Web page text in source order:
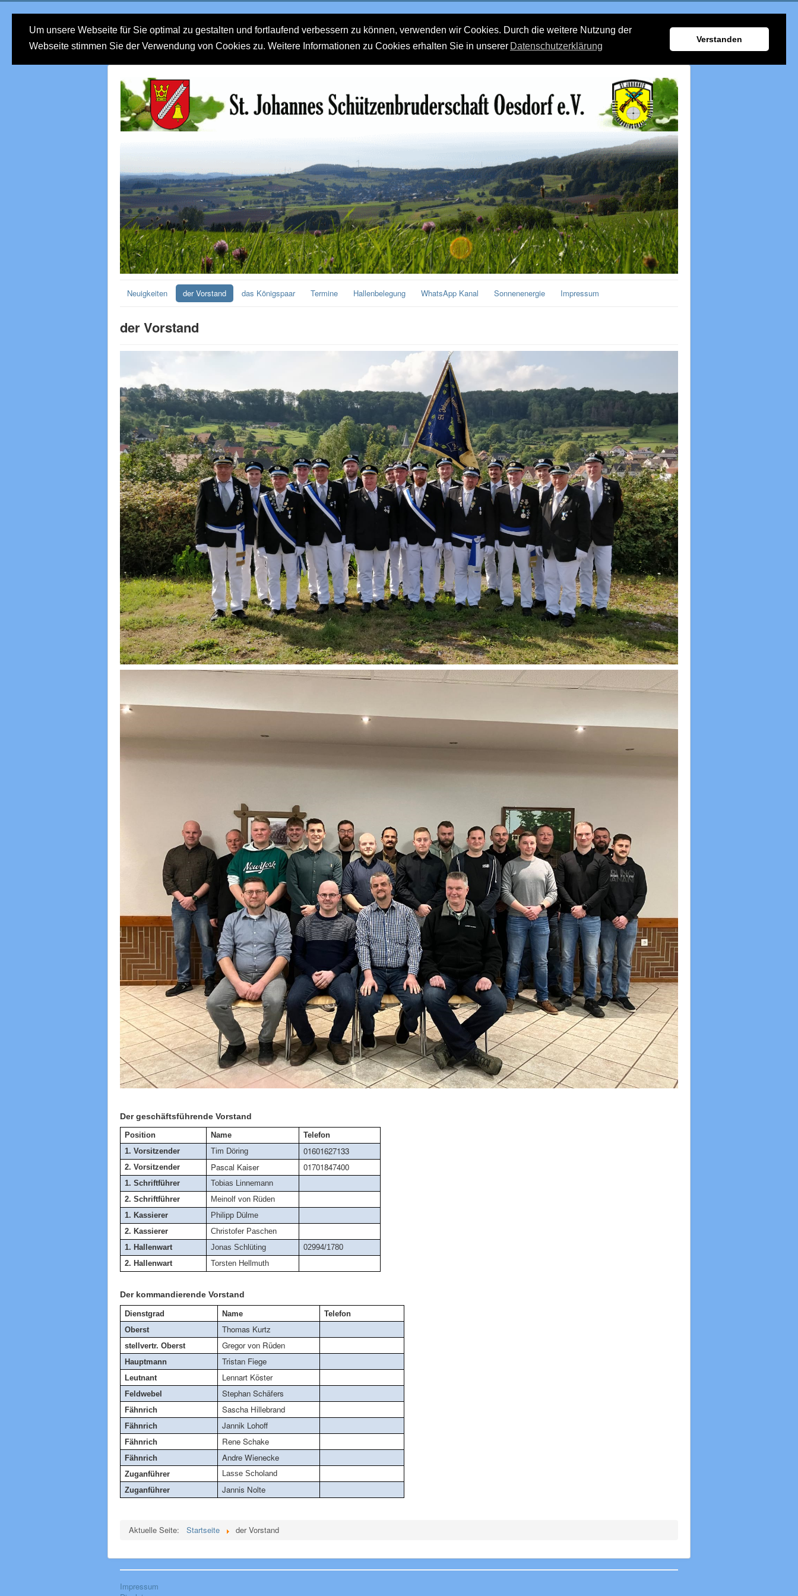
Um unsere Webseite für Sie optimal zu gestalten und fortlaufend verbessern zu können, verwenden wir Cookies. Durch die weitere Nutzung der
Webseite stimmen Sie der Verwendung von Cookies zu. Weitere Informationen zu Cookies erhalten Sie in unserer Datenschutzerklärung
Verstanden
Neuigkeiten der Vorstand das Königspaar Termine Hallenbelegung WhatsApp Kanal Sonnenenergie Impressum
der Vorstand
Der geschäftsführende Vorstand
Position Name
Telefon
1. Vorsitzender
Tim Döring 01601627133
2. Vorsitzender Pascal Kaiser 01701847400
1. Schriftführer
Tobias Linnemann
2. Schriftführer
Meinolf von Rüden
1. Kassierer
Philipp Dülme
2. Kassierer
Christofer Paschen
1. Hallenwart
Jonas Schlüting
02994/1780
2. Hallenwart
Torsten Hellmuth
Der kommandierende Vorstand
Dienstgrad Name
Telefon
Oberst
Thomas Kurtz
stellvertr. Oberst Gregor von Rüden
Hauptmann Tristan Fiege
Leutnant Lennart Köster
Feldwebel Stephan Schäfers
Fähnrich Sascha Hillebrand
Fähnrich Jannik Lohoff
Fähnrich Rene Schake
Fähnrich Andre Wienecke
Zuganführer
Lasse Scholand
Zuganführer
Jannis Nolte
Aktuelle Seite: Startseite der Vorstand
Impressum